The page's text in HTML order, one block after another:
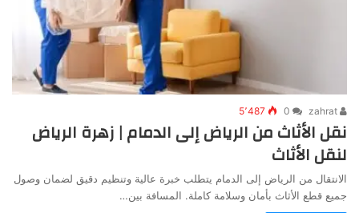
0 5٬487
نقل الأثاث من الرياض إلى الدمام | زهرة الرياض
لنقل الأثاث
الانتقال من الرياض إلى الدمام يتطلب خبرة عالية وتنظيم دقيق لضمان وصول
جميع قطع الأثاث بأمان وسلامة كاملة. المسافة بين…